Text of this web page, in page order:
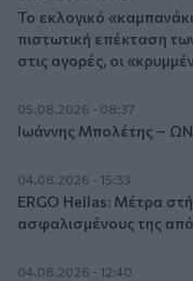
Το εκλογικό
πιστωτική επέκταση
στις αγορές, οι
05.08.2026 - 08:37
Ιωάννης Μπολέτης –
04.08.2026 - 15:33
ERGO Hellas: Μέτρα
ασφαλισμένους της από
04.08.2026 - 12:40